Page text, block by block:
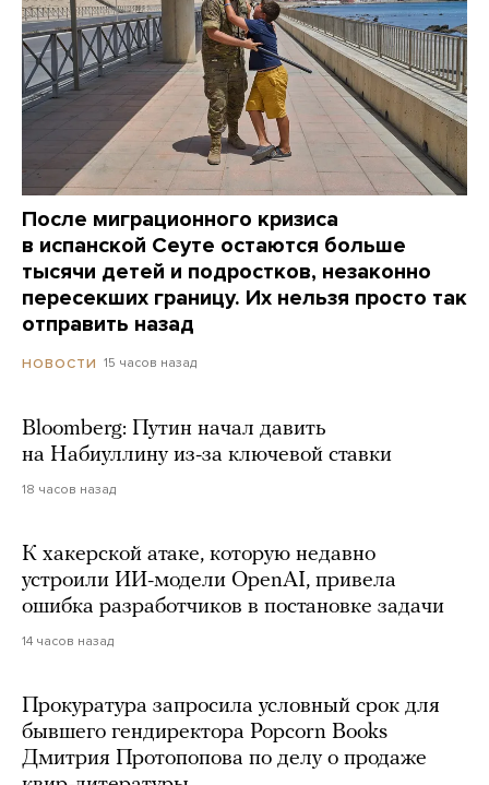
После миграционного кризиса
в испанской Сеуте остаются больше
тысячи детей и подростков, незаконно
пересекших границу. Их нельзя просто так
отправить назад
НОВОСТИ 15 часов назад
Bloomberg: Путин начал давить
на Набиуллину из-за ключевой ставки
18 часов назад
К хакерской атаке, которую недавно
устроили ИИ-модели OpenAI, привела
ошибка разработчиков в постановке задачи
14 часов назад
Прокуратура запросила условный срок для
бывшего гендиректора Popcorn Books
Дмитрия Протопопова по делу о продаже